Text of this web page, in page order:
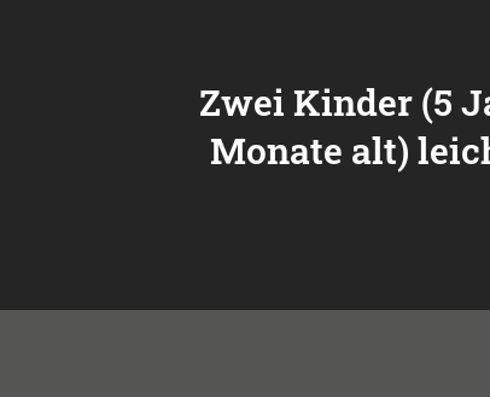
Zwei Kinder (5
Monate alt)